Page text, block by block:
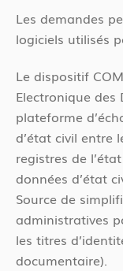
Les demandes
logiciels utilisés
Le dispositif
Electronique des
plateforme
d’état civil entre
registres de
données d’état
Source de
administratives
les titres
documentaire).